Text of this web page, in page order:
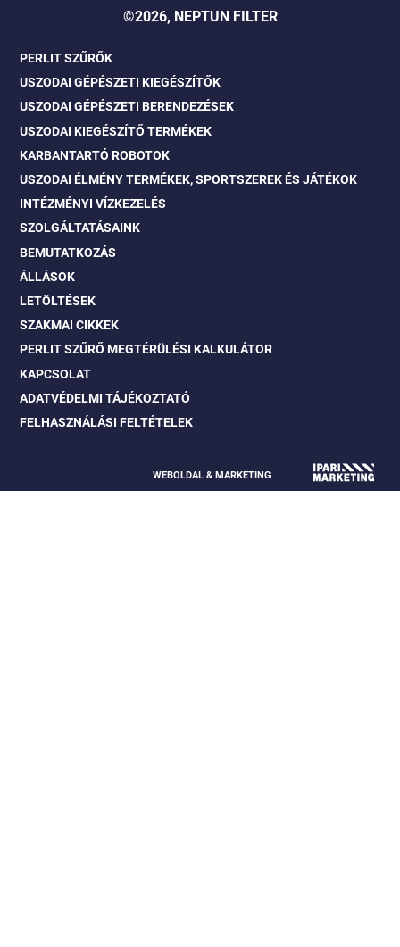
©2026, NEPTUN FILTER
PERLIT SZŰRŐK
USZODAI GÉPÉSZETI KIEGÉSZÍTŐK
USZODAI GÉPÉSZETI BERENDEZÉSEK
USZODAI KIEGÉSZÍTŐ TERMÉKEK
KARBANTARTÓ ROBOTOK
USZODAI ÉLMÉNY TERMÉKEK, SPORTSZEREK ÉS JÁTÉKOK
INTÉZMÉNYI VÍZKEZELÉS
SZOLGÁLTATÁSAINK
BEMUTATKOZÁS
ÁLLÁSOK
LETÖLTÉSEK
SZAKMAI CIKKEK
PERLIT SZŰRŐ MEGTÉRÜLÉSI KALKULÁTOR
KAPCSOLAT
ADATVÉDELMI TÁJÉKOZTATÓ
FELHASZNÁLÁSI FELTÉTELEK
WEBOLDAL & MARKETING